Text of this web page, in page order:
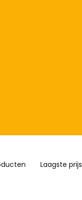
Laagste prijs